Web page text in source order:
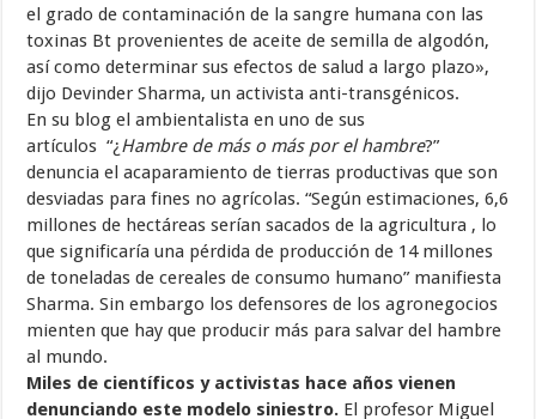
el grado de contaminación de la sangre humana con las
toxinas Bt provenientes de aceite de semilla de algodón,
así como determinar sus efectos de salud a largo plazo»,
dijo Devinder Sharma, un activista anti-transgénicos.
En su blog el ambientalista en uno de sus
artículos “¿Hambre de más o más por el hambre?”
denuncia el acaparamiento de tierras productivas que son
desviadas para fines no agrícolas. “Según estimaciones, 6,6
millones de hectáreas serían sacados de la agricultura , lo
que significaría una pérdida de producción de 14 millones
de toneladas de cereales de consumo humano” manifiesta
Sharma. Sin embargo los defensores de los agronegocios
mienten que hay que producir más para salvar del hambre
al mundo.
Miles de científicos y activistas hace años vienen
denunciando este modelo siniestro. El profesor Miguel